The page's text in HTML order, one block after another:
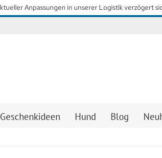
Wir arbeiten mit Hochdruck daran, so schnell wie
Geschenkideen Hund Blog